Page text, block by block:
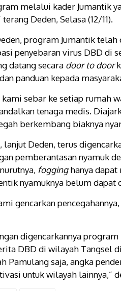
melalui kader Jumantik
Deden, Selasa (12/11).
program Jumantik telah
penyebaran virus DBD di
datang secara door to door
panduan kepada
kami sebar ke setiap rumah
tenaga medis.
berkembang biaknya
lanjut Deden, terus
pemberantasan nyamuk
fogginghanya dapat
nyamuknya belum dapat
gencarkan
digencarkannya
DBD di wilayah Tangsel
Pamulang saja, angka
untuk wilayah lainnya,”